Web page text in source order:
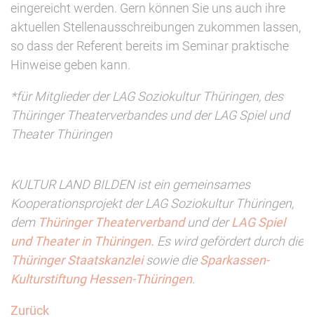
eingereicht werden. Gern können Sie uns auch ihre
aktuellen Stellenausschreibungen zukommen lassen,
so dass der Referent bereits im Seminar praktische
Hinweise geben kann.
*für Mitglieder der LAG Soziokultur Thüringen, des
Thüringer Theaterverbandes und der LAG Spiel und
Theater Thüringen
KULTUR LAND BILDEN ist ein gemeinsames
Kooperationsprojekt der LAG Soziokultur Thüringen,
dem Thüringer Theaterverbandund derLAG Spiel
und Theater in Thüringen. Es wird gefördert durch die
Thüringer Staatskanzleisowie dieSparkassen-
Kulturstiftung Hessen-Thüringen.
Zurück